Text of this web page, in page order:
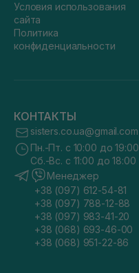
Условия использования
сайта
Политика
конфиденциальности
КОНТАКТЫ
sisters.co.ua@gmail.com
Пн.-Пт. с 10:00 до 19:00
Сб.-Вс. с 11:00 до 18:00
Менеджер
+38 (097) 612-54-81
+38 (097) 788-12-88
+38 (097) 983-41-20
+38 (068) 693-46-00
+38 (068) 951-22-86